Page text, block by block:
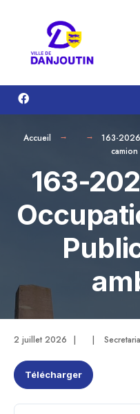
contenu
Accueil
163-
163-
2 juillet 2026 | |
Télécharger
for: